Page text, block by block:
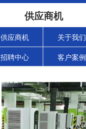
供应商机
供应商机 关于我们
招聘中心 客户案例